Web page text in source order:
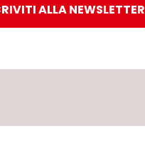
ALLA NEWSLETTER